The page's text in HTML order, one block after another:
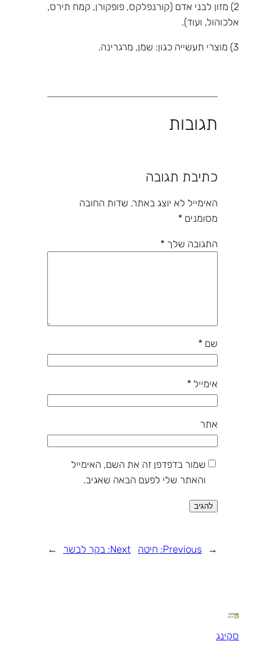
2) מזון לבני אדם (קורנפלקס, פופקורן, קמח תירס,
אלכוהול, ועוד).
3) מוצרי תעשייה כגון: שמן, מרגרינה.
תגובות
כתיבת תגובה
האימייל לא יוצג באתר. שדות החובה
מסומנים *
התגובה שלך *
שם *
אימייל *
אתר
שמור בדפדפן זה את השם, האימייל
והאתר שלי לפעם הבאה שאגיב.
←
Previous: חיטה Next: בקר לבשר →
סקינג